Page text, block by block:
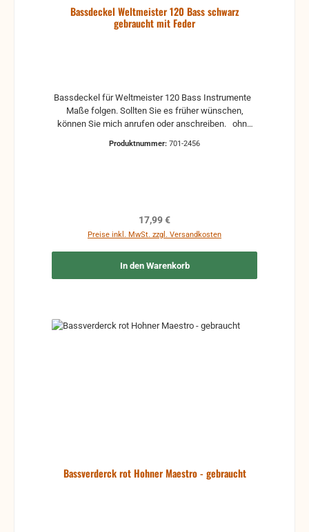
Bassdeckel Weltmeister 120 Bass schwarz
gebraucht mit Feder
Bassdeckel für Weltmeister 120 Bass Instrumente
Maße folgen. Sollten Sie es früher wünschen,
können Sie mich anrufen oder anschreiben. ohne
Produktnummer: 701-2456
Regulärer Preis:
17,99 €
Preise inkl. MwSt. zzgl. Versandkosten
In den Warenkorb
Bassverderck rot Hohner Maestro - gebraucht